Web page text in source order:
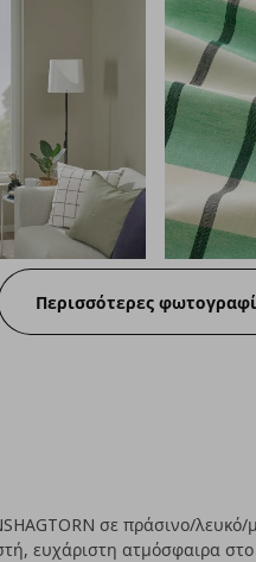
Περισσότερες
σε πράσινο/
ευχάριστη ατμόσφαιρα